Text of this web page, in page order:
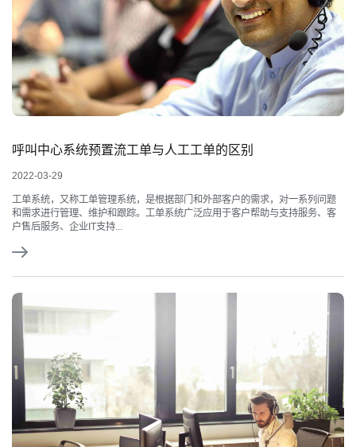
呼叫中心系统预置流工单与人工工单的区别
2022-03-29
工单系统，又称工单管理系统，是根据部门和外部客户的需求，对一系列问题
和需求进行管理、维护和跟踪。工单系统广泛应用于客户帮助与支持服务、客
户售后服务、企业IT支持...